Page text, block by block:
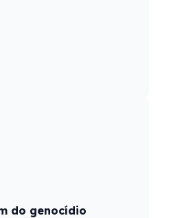
do genocídio